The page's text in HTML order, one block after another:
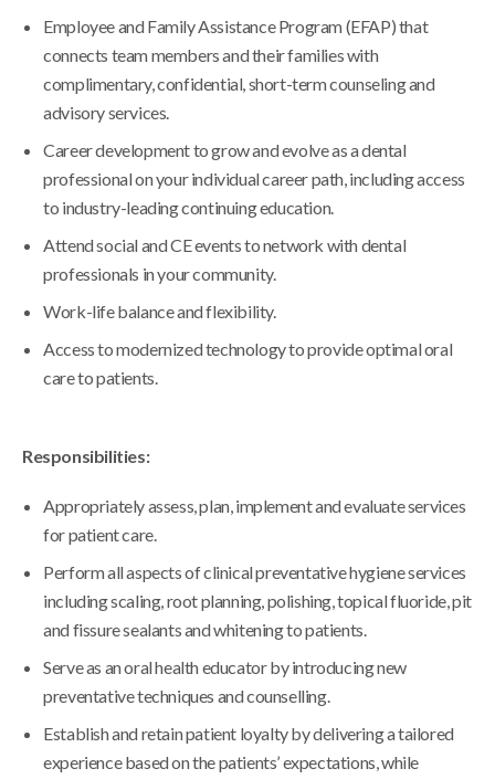
Employee and Family Assistance Program (EFAP) that
connects team members and their families with
complimentary, confidential, short-term counseling and
advisory services.
Career development to grow and evolve as a dental
professional on your individual career path, including access
to industry-leading continuing education.
Attend social and CE events to network with dental
professionals in your community.
Work-life balance and flexibility.
Access to modernized technology to provide optimal oral
care to patients.
Responsibilities:
Appropriately assess, plan, implement and evaluate services
for patient care.
Perform all aspects of clinical preventative hygiene services
including scaling, root planning, polishing, topical fluoride, pit
and fissure sealants and whitening to patients.
Serve as an oral health educator by introducing new
preventative techniques and counselling.
Establish and retain patient loyalty by delivering a tailored
experience based on the patients’ expectations, while